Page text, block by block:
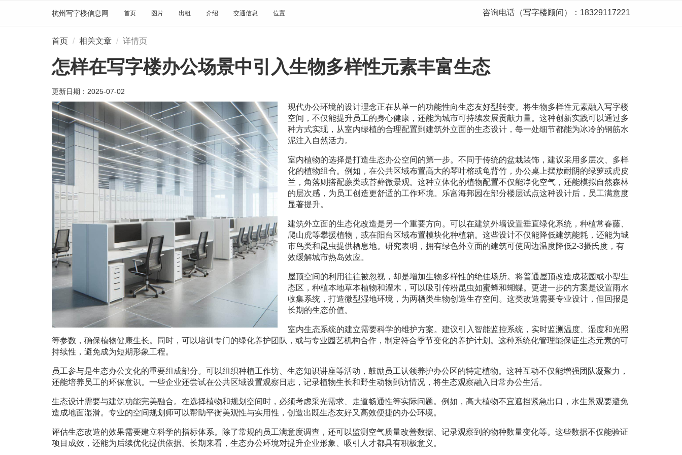
杭州写字楼信息网 首页 图片 出租 介绍 交通信息 位置 咨询电话（写字楼顾问）：18329117221
首页 相关文章 详情页
怎样在写字楼办公场景中引入生物多样性元素丰富生态
更新日期： 2025-07-02
现代办公环境的设计理念正在从单一的功能性向生态友好型转变。将生物多样性元素融入写字楼
空间，不仅能提升员工的身心健康，还能为城市可持续发展贡献力量。这种创新实践可以通过多
种方式实现，从室内绿植的合理配置到建筑外立面的生态设计，每一处细节都能为冰冷的钢筋水
泥注入自然活力。
室内植物的选择是打造生态办公空间的第一步。不同于传统的盆栽装饰，建议采用多层次、多样
化的植物组合。例如，在公共区域布置高大的琴叶榕或龟背竹，办公桌上摆放耐阴的绿萝或虎皮
兰，角落则搭配蕨类或苔藓微景观。这种立体化的植物配置不仅能净化空气，还能模拟自然森林
的层次感，为员工创造更舒适的工作环境。乐富海邦园在部分楼层试点这种设计后，员工满意度
显著提升。
建筑外立面的生态化改造是另一个重要方向。可以在建筑外墙设置垂直绿化系统，种植常春藤、
爬山虎等攀援植物，或在阳台区域布置模块化种植箱。这些设计不仅能降低建筑能耗，还能为城
市鸟类和昆虫提供栖息地。研究表明，拥有绿色外立面的建筑可使周边温度降低2-3摄氏度，有
效缓解城市热岛效应。
屋顶空间的利用往往被忽视，却是增加生物多样性的绝佳场所。将普通屋顶改造成花园或小型生
态区，种植本地草本植物和灌木，可以吸引传粉昆虫如蜜蜂和蝴蝶。更进一步的方案是设置雨水
收集系统，打造微型湿地环境，为两栖类生物创造生存空间。这类改造需要专业设计，但回报是
长期的生态价值。
室内生态系统的建立需要科学的维护方案。建议引入智能监控系统，实时监测温度、湿度和光照
等参数，确保植物健康生长。同时，可以培训专门的绿化养护团队，或与专业园艺机构合作，制定符合季节变化的养护计划。这种系统化管理能保证生态元素的可
持续性，避免成为短期形象工程。
员工参与是生态办公文化的重要组成部分。可以组织种植工作坊、生态知识讲座等活动，鼓励员工认领养护办公区的特定植物。这种互动不仅能增强团队凝聚力，
还能培养员工的环保意识。一些企业还尝试在公共区域设置观察日志，记录植物生长和野生动物到访情况，将生态观察融入日常办公生活。
生态设计需要与建筑功能完美融合。在选择植物和规划空间时，必须考虑采光需求、走道畅通性等实际问题。例如，高大植物不宜遮挡紧急出口，水生景观要避免
造成地面湿滑。专业的空间规划师可以帮助平衡美观性与实用性，创造出既生态友好又高效便捷的办公环境。
评估生态改造的效果需要建立科学的指标体系。除了常规的员工满意度调查，还可以监测空气质量改善数据、记录观察到的物种数量变化等。这些数据不仅能验证
项目成效，还能为后续优化提供依据。长期来看，生态办公环境对提升企业形象、吸引人才都具有积极意义。